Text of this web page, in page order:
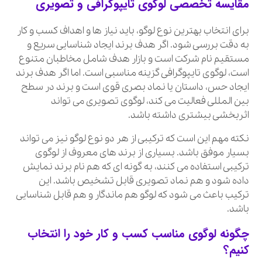
مقایسه تخصصی لوگوی تایپوگرافی و تصویری
برای انتخاب بهترین نوع لوگو، باید نیاز ها و اهداف کسب و کار
به دقت بررسی شود. اگر هدف برند ایجاد شناسایی سریع و
مستقیم نام شرکت است و بازار هدف شامل مخاطبان متنوع
است، لوگوی تایپوگرافی گزینه مناسبی است. اما اگر هدف برند
ایجاد حس، داستان یا نماد بصری قوی است و برند در سطح
بین المللی فعالیت می کند، لوگوی تصویری می تواند
اثربخشی بیشتری داشته باشد.
نکته مهم این است که ترکیبی از هر دو نوع لوگو نیز می تواند
بسیار موفق باشد. بسیاری از برند های معروف از لوگوی
ترکیبی استفاده می کنند، به گونه ای که هم نام برند نمایش
داده شود و هم نماد تصویری قابل تشخیص باشد. این
ترکیب باعث می شود که لوگو هم ماندگار و هم قابل شناسایی
باشد.
چگونه لوگوی مناسب کسب و کار خود را انتخاب
کنیم؟